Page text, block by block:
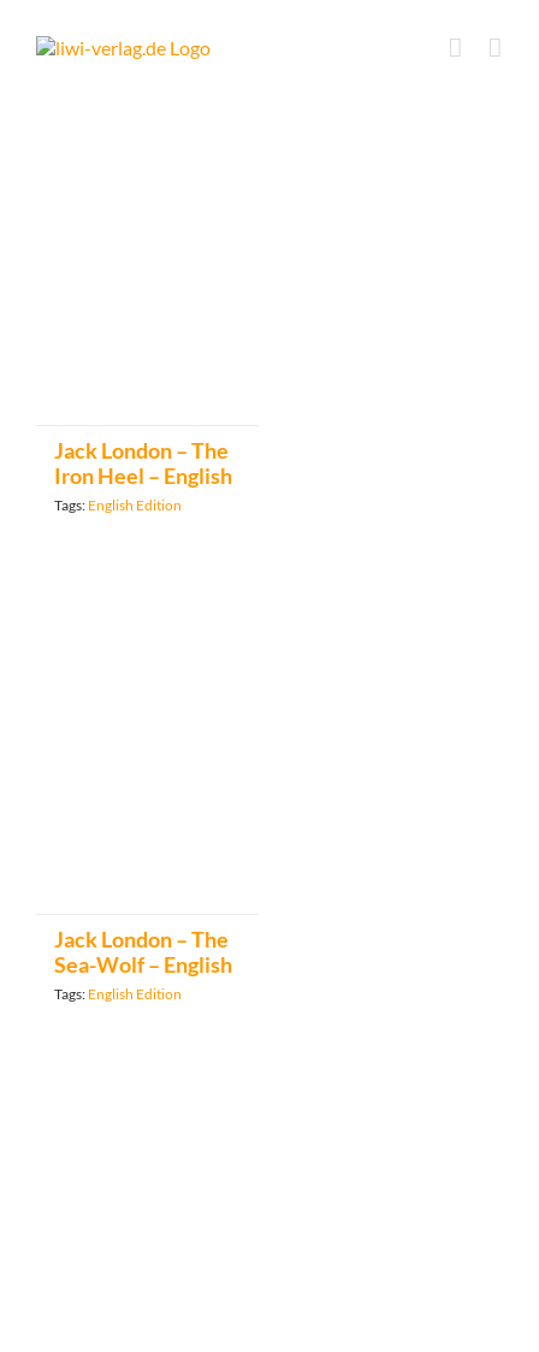
content
Jack London – The
Iron Heel – English
Tags: English Edition
Jack London – The
Sea-Wolf – English
Tags: English Edition